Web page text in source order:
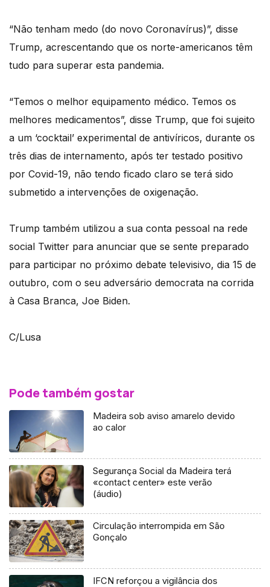
“Não tenham medo (do novo Coronavírus)”, disse
Trump, acrescentando que os norte-americanos têm
tudo para superar esta pandemia.
“Temos o melhor equipamento médico. Temos os
melhores medicamentos”, disse Trump, que foi sujeito
a um ‘cocktail’ experimental de antivíricos, durante os
três dias de internamento, após ter testado positivo
por Covid-19, não tendo ficado claro se terá sido
submetido a intervenções de oxigenação.
Trump também utilizou a sua conta pessoal na rede
social Twitter para anunciar que se sente preparado
para participar no próximo debate televisivo, dia 15 de
outubro, com o seu adversário democrata na corrida
à Casa Branca, Joe Biden.
C/Lusa
Pode também gostar
Madeira sob aviso amarelo devido
ao calor
Segurança Social da Madeira terá
«contact center» este verão
(áudio)
Circulação interrompida em São
Gonçalo
IFCN reforçou a vigilância dos